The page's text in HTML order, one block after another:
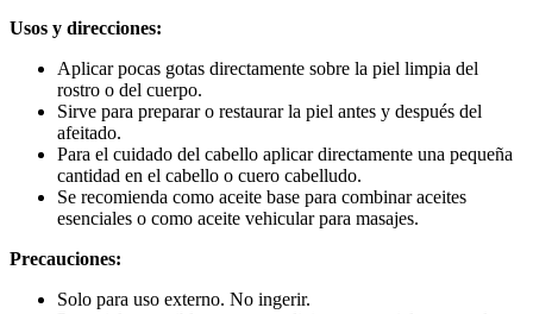
Usos y direcciones:
Aplicar pocas gotas directamente sobre la piel limpia del
rostro o del cuerpo.
Sirve para preparar o restaurar la piel antes y después del
afeitado.
Para el cuidado del cabello aplicar directamente una pequeña
cantidad en el cabello o cuero cabelludo.
Se recomienda como aceite base para combinar aceites
esenciales o como aceite vehicular para masajes.
Precauciones:
Solo para uso externo. No ingerir.